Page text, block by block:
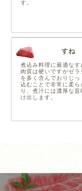
す。
すね
煮込み料理に最適なす
肉質は硬いですがゼラ
を多く含んでおりじっ
込むことで非常に柔ら
り、煮汁には濃厚な旨
け出します。